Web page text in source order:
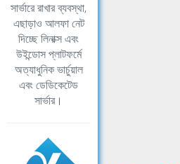
সার্ভারে রাখার ব্যবস্থা,
এছাড়াও আলফা নেট
দিচ্ছে লিনাক্স এবং
উইন্ডোস প্লাটফর্মে
অত্যাধুনিক ভার্চুয়াল
এবং ডেডিকেটেড
সার্ভার।